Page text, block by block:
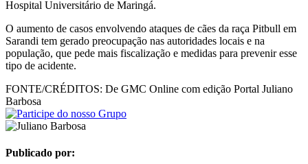
Hospital Universitário de Maringá.
O aumento de casos envolvendo ataques de cães da raça Pitbull em
Sarandi tem gerado preocupação nas autoridades locais e na
população, que pede mais fiscalização e medidas para prevenir esse
tipo de acidente.
FONTE/CRÉDITOS: De GMC Online com edição Portal Juliano
Barbosa
Publicado por: